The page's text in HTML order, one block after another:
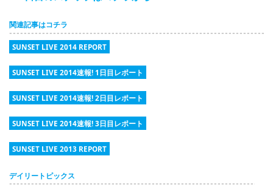
関連記事はコチラ
SUNSET LIVE 2014 REPORT
SUNSET LIVE 2014速報! 1日目レポート
SUNSET LIVE 2014速報! 2日目レポート
SUNSET LIVE 2014速報! 3日目レポート
SUNSET LIVE 2013 REPORT
デイリートピックス